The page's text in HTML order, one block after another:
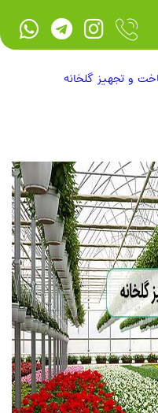
و تجهیز گلخانه‌